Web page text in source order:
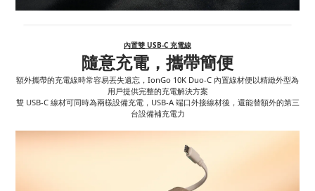
內置雙 USB-C 充電線
隨意充電，攜帶簡便
額外攜帶的充電線時常容易丟失遺忘，IonGo 10K Duo-C 內置線材便以精緻外型為
用戶提供完整的充電解決方案
雙 USB-C 線材可同時為兩樣設備充電，USB-A 端口外接線材後，還能替額外的第三
台設備補充電力